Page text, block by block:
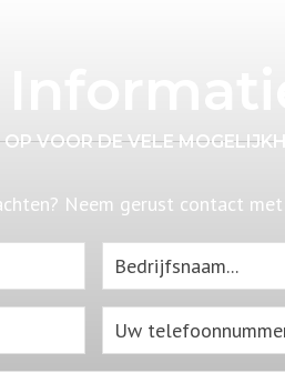
VOOR DE VELE
Neem gerust contact